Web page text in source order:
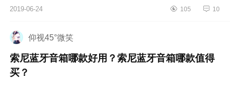
2019-06-24 105 10
仰视45°微笑
索尼蓝牙音箱哪款好用？索尼蓝牙音箱哪款值得
买？